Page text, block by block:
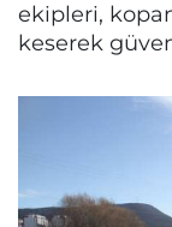
ekipleri,
keserek